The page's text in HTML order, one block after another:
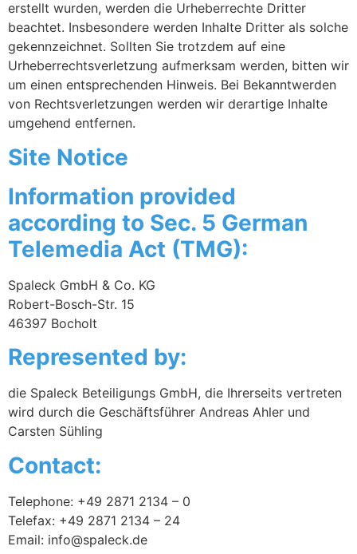
erstellt wurden, werden die Urheberrechte Dritter
beachtet. Insbesondere werden Inhalte Dritter als solche
gekennzeichnet. Sollten Sie trotzdem auf eine
Urheberrechtsverletzung aufmerksam werden, bitten wir
um einen entsprechenden Hinweis. Bei Bekanntwerden
von Rechtsverletzungen werden wir derartige Inhalte
umgehend entfernen.
Site Notice
Information provided
according to Sec. 5 German
Telemedia Act (TMG):
Spaleck GmbH & Co. KG
Robert-Bosch-Str. 15
46397 Bocholt
Represented by:
die Spaleck Beteiligungs GmbH, die Ihrerseits vertreten
wird durch die Geschäftsführer Andreas Ahler und
Carsten Sühling
Contact:
Telephone: +49 2871 2134 – 0
Telefax: +49 2871 2134 – 24
Email: info@spaleck.de